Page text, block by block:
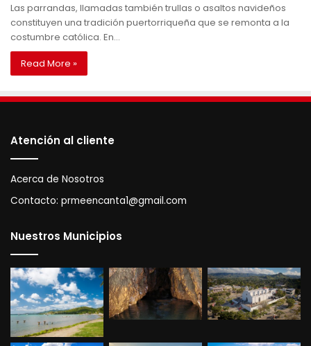
Las parrandas, llamadas también trullas o asaltos navideños
constituyen una tradición puertorriqueña que se remonta a la
costumbre católica. En…
Read More »
Atención al cliente
Acerca de Nosotros
Contacto: prmeencanta1@gmail.com
Nuestros Municipios